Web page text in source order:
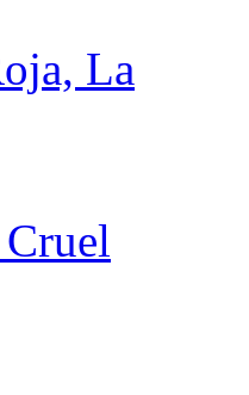
La